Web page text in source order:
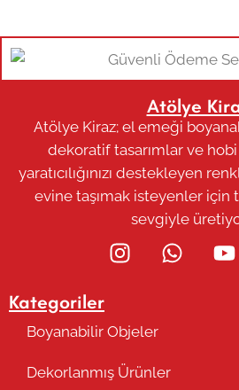
Atölye
Atölye Kiraz; el emeği
dekoratif tasarımlar ve
yaratıcılığınızı destekleyen
evine taşımak isteyenler için
sevgiyle
Kategoriler
Boyanabilir Objeler
Dekorlanmış Ürünler